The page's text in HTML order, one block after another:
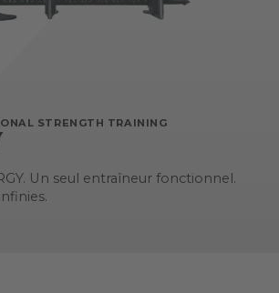
STRENGTH TRAINING
Un seul entraîneur fonctionnel.